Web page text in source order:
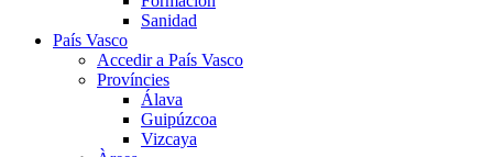
Sanidad
País Vasco
Accedir a País Vasco
Províncies
Álava
Guipúzcoa
Vizcaya